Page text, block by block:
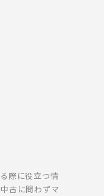
際に役立つ情
古に問わずマ